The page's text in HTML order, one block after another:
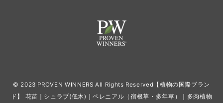
© 2023 PROVEN WINNERS All Rights Reserved【植物の国際ブラン
ド】 花苗｜シュラブ(低木)｜ペレニアル（宿根草・多年草）｜多肉植物